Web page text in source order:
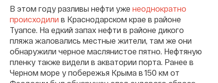
В этом году разливы нефти уже неоднократно
происходили в Краснодарском крае в районе
Туапсе. На едкий запах нефти в районе дикого
пляжа жаловались местные жители, там же они
обнаружили черное маслянистое пятно. Нефтяную
пленку также видели в акватории порта. Ранее в
Черном море у побережья Крыма в 150 км от